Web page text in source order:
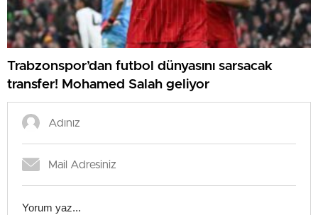
Trabzonspor’dan futbol dünyasını sarsacak
transfer! Mohamed Salah geliyor